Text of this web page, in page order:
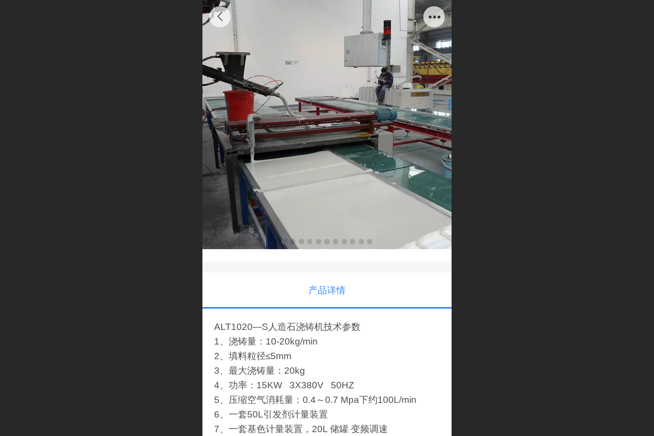
人造石浇铸机
产品详情
ALT1020—S人造石浇铸机技术参数
1、浇铸量：10-20kg/min
2、填料粒径≤5mm
3、最大浇铸量：20kg
4、功率：15KW 3X380V 50HZ
5、压缩空气消耗量：0.4～0.7 Mpa下约100L/min
6、一套50L引发剂计量装置
7、一套基色计量装置，20L 储罐 变频调速